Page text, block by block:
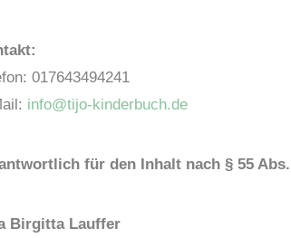
017643494241
info@tijo-kinderbuch.de
für den Inhalt nach § 55 Abs.
Birgitta Lauffer